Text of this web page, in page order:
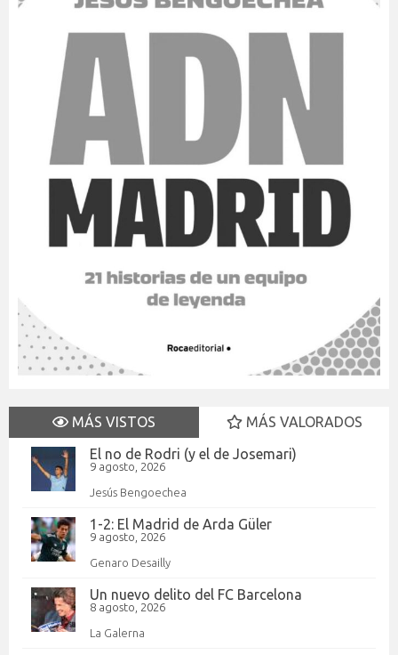
MÁS VISTOS
MÁS VALORADOS
El no de Rodri (y el de Josemari)
9 agosto, 2026
Jesús Bengoechea
1-2: El Madrid de Arda Güler
9 agosto, 2026
Genaro Desailly
Un nuevo delito del FC Barcelona
8 agosto, 2026
La Galerna